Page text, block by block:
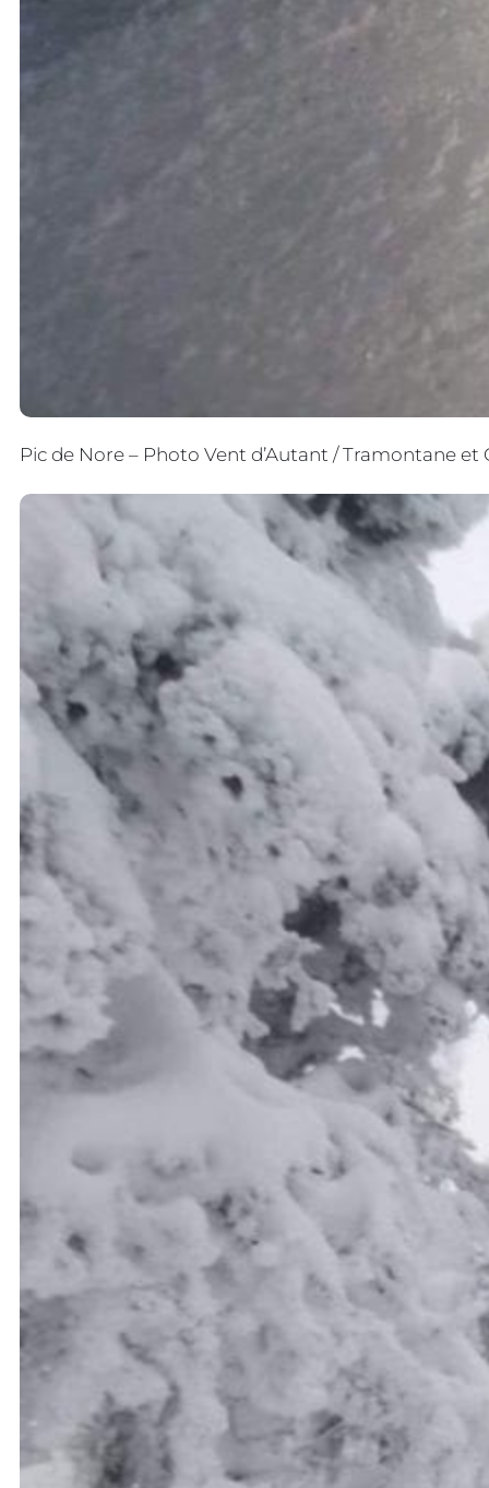
Pic de Nore – Photo Vent d’Autant / Tramontane et